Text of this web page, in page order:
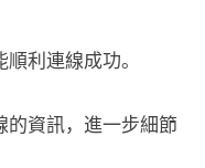
利連線成功。
的資訊，進一步細節